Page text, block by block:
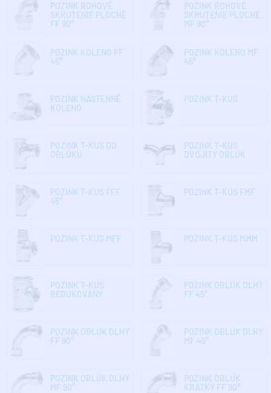
POZINK ROHOVÉ
SKRUTENIE PLOCHÉ
FF 90°
POZINK ROHOVÉ
SKRUTENIE PLOCHÉ
MF 90°
POZINK KOLENO FF
45°
POZINK KOLENO MF
45°
POZINK NÁSTENNÉ
KOLENO
POZINK T-KUS
POZINK T-KUS DO
OBLÚKU
POZINK T-KUS
DVOJITÝ OBLÚK
POZINK T-KUS FFF
45°
POZINK T-KUS FMF
POZINK T-KUS MFF POZINK T-KUS MMM
POZINK T-KUS
REDUKOVANÝ
POZINK OBLÚK DLHÝ
FF 45°
POZINK OBLÚK DLHÝ
FF 90°
POZINK OBLÚK DLHÝ
MF 45°
POZINK OBLÚK DLHÝ
MF 90°
POZINK OBLÚK
KRÁTKY FF 90°